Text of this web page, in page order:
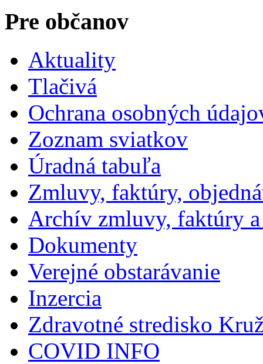
Pre občanov
Aktuality
Tlačivá
Ochrana osobných
Zoznam sviatkov
Úradná tabuľa
Zmluvy, faktúry,
Archív zmluvy, faktúry
Dokumenty
Verejné obstarávanie
Inzercia
Zdravotné stredisko
COVID INFO